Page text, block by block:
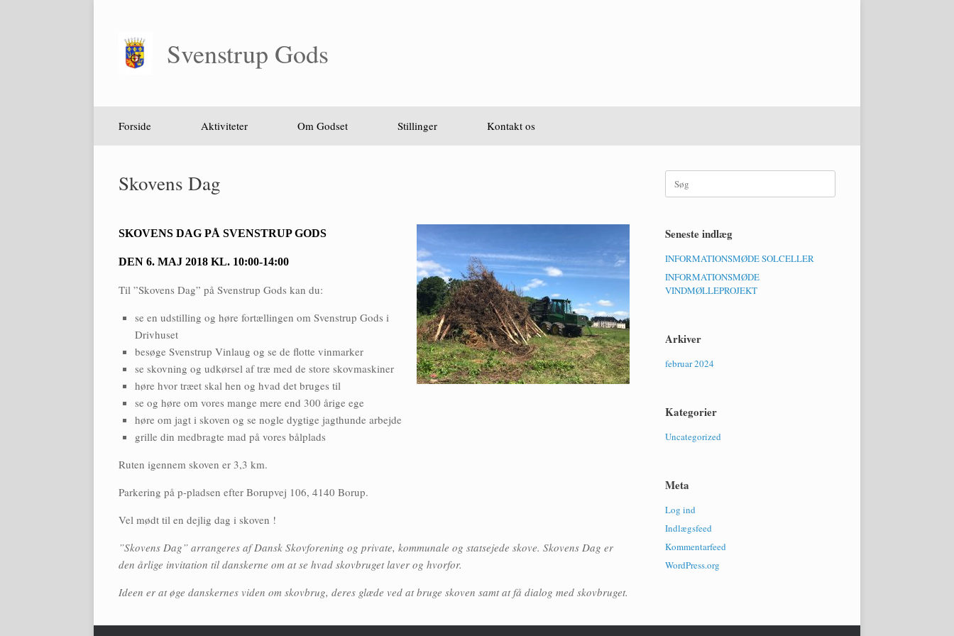
indhold
Svenstrup Gods
Forside Aktiviteter Om Godset Stillinger Kontakt os
Skovens Dag
SKOVENS DAG PÅ SVENSTRUP GODS
DEN 6. MAJ 2018 KL. 10:00-14:00
Til ”Skovens Dag” på Svenstrup Gods kan du:
se en udstilling og høre fortællingen om Svenstrup Gods i
Drivhuset
besøge Svenstrup Vinlaug og se de flotte vinmarker
se skovning og udkørsel af træ med de store skovmaskiner
høre hvor træet skal hen og hvad det bruges til
se og høre om vores mange mere end 300 årige ege
høre om jagt i skoven og se nogle dygtige jagthunde arbejde
grille din medbragte mad på vores bålplads
Ruten igennem skoven er 3,3 km.
Parkering på p-pladsen efter Borupvej 106, 4140 Borup.
Vel mødt til en dejlig dag i skoven !
”Skovens Dag” arrangeres af Dansk Skovforening og private, kommunale og statsejede skove. Skovens Dag er
den årlige invitation til danskerne om at se hvad skovbruget laver og hvorfor.
Ideen er at øge danskernes viden om skovbrug, deres glæde ved at bruge skoven samt at få dialog med skovbruget.
Søg
efter:
Seneste indlæg
INFORMATIONSMØDE SOLCELLER
INFORMATIONSMØDE
VINDMØLLEPROJEKT
Arkiver
februar 2024
Kategorier
Uncategorized
Meta
Log ind
Indlægsfeed
Kommentarfeed
WordPress.org